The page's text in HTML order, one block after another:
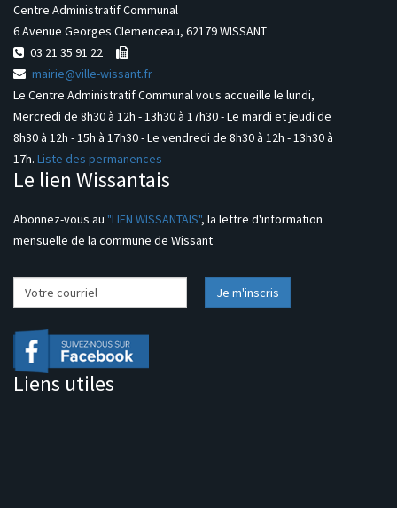
Centre Administratif Communal
6 Avenue Georges Clemenceau, 62179 WISSANT
03 21 35 91 22
mairie@ville-wissant.fr
Le Centre Administratif Communal vous accueille le lundi,
Mercredi de 8h30 à 12h - 13h30 à 17h30 - Le mardi et jeudi de
8h30 à 12h - 15h à 17h30 - Le vendredi de 8h30 à 12h - 13h30 à
17h. Liste des permanences
Le lien Wissantais
Abonnez-vous au "LIEN WISSANTAIS", la lettre d'information
mensuelle de la commune de Wissant
Liens utiles